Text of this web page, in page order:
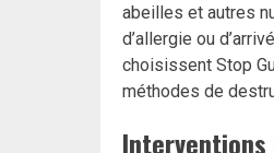
abeilles et autres
d’allergie ou
choisissent Stop
méthodes de
Interventions